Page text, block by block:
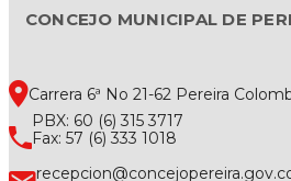
CONCEJO MUNICIPAL DE
Carrera 6ª No 21-62 Pereira
PBX: 60 (6) 315 3717
Fax: 57 (6) 333 1018